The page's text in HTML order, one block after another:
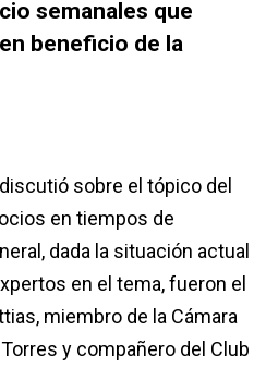
semanales que
beneficio de la
sobre el tópico del
en tiempos de
dada la situación actual
en el tema, fueron el
miembro de la Cámara
y compañero del Club